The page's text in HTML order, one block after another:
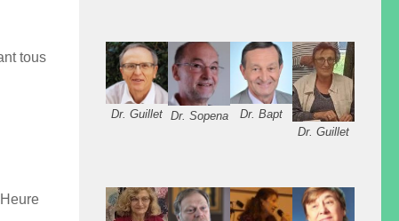
tous
Dr. Guillet Dr. Sopena
Dr. Bapt
Dr. Guillet